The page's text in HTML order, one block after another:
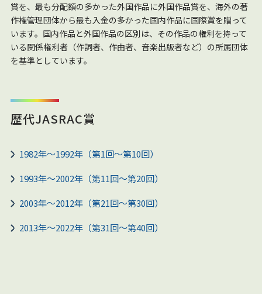
賞を、最も分配額の多かった外国作品に外国作品賞を、海外の著
作権管理団体から最も入金の多かった国内作品に国際賞を贈って
います。国内作品と外国作品の区別は、その作品の権利を持って
いる関係権利者（作詞者、作曲者、音楽出版者など）の所属団体
を基準としています。
歴代JASRAC賞
1982年～1992年（第1回～第10回）
1993年～2002年（第11回～第20回）
2003年～2012年（第21回～第30回）
2013年～2022年（第31回～第40回）